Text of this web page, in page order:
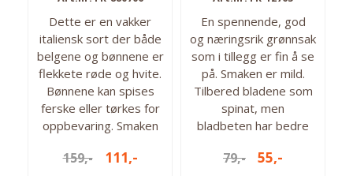
Dette er en vakker
italiensk sort der både
belgene og bønnene er
flekkete røde og hvite.
Bønnene kan spises
ferske eller tørkes for
oppbevaring. Smaken
nøtteaktig. Bredt
159,- 111,-
En spennende, god
og næringsrik grønnsak
som i tillegg er fin å se
på. Smaken er mild.
Tilbered bladene som
spinat, men
bladbeten har bedre
Stilkene tilberedes og
79,- 55,-